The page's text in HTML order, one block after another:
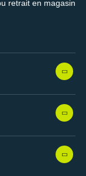
en magasin